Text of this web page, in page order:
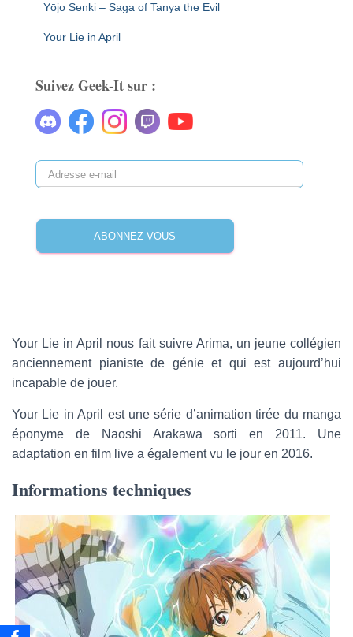
Yōjo Senki – Saga of Tanya the Evil
Your Lie in April
Suivez Geek-It sur :
A
d
e
s
a
i
ABONNEZ-VOUS
Your Lie in April nous fait suivre Arima, un jeune collégien
anciennement pianiste de génie et qui est aujourd’hui
incapable de jouer.
Your Lie in April est une série d’animation tirée du manga
éponyme de Naoshi Arakawa sorti en 2011. Une
adaptation en film live a également vu le jour en 2016.
Informations techniques